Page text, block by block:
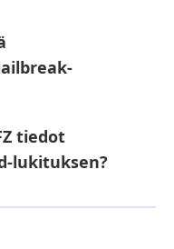
tiedot
lukituksen?